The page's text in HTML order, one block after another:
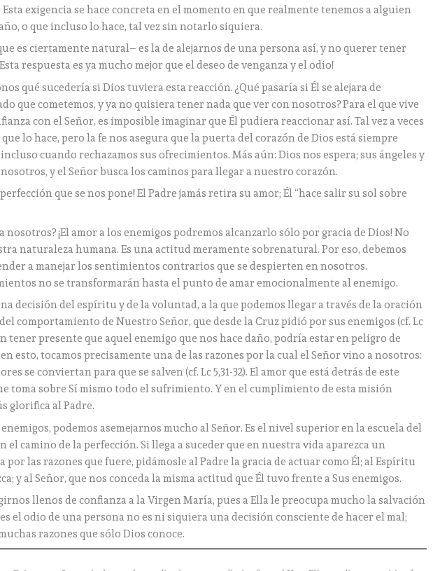
exigencia se hace concreta en el momento en que realmente tenemos a alguien
o que incluso lo hace, tal vez sin notarlo siquiera.
es ciertamente natural– es la de alejarnos de una persona así, y no querer tener
respuesta es ya mucho mejor que el deseo de venganza y el odio!
qué sucedería si Dios tuviera esta reacción. ¿Qué pasaría si Él se alejara de
que cometemos, y ya no quisiera tener nada que ver con nosotros? Para el que vive
con el Señor, es imposible imaginar que Él pudiera reaccionar así. Tal vez a veces
lo hace, pero la fe nos asegura que la puerta del corazón de Dios está siempre
cuando rechazamos sus ofrecimientos. Más aún: Dios nos espera; sus ángeles y
y el Señor busca los caminos para llegar a nuestro corazón.
perfección que se nos pone! El Padre jamás retira su amor; Él “hace salir su sol sobre
nosotros? ¡El amor a los enemigos podremos alcanzarlo sólo por gracia de Dios! No
naturaleza humana. Es una actitud meramente sobrenatural. Por eso, debemos
a manejar los sentimientos contrarios que se despierten en nosotros.
no se transformarán hasta el punto de amar emocionalmente al enemigo.
decisión del espíritu y de la voluntad, a la que podemos llegar a través de la oración
comportamiento de Nuestro Señor, que desde la Cruz pidió por sus enemigos (cf. Lc
tener presente que aquel enemigo que nos hace daño, podría estar en peligro de
esto, tocamos precisamente una de las razones por la cual el Señor vino a nosotros:
se conviertan para que se salven (cf. Lc 5,31-32). El amor que está detrás de este
toma sobre Sí mismo todo el sufrimiento. Y en el cumplimiento de esta misión
glorifica al Padre.
podemos asemejarnos mucho al Señor. Es el nivel superior en la escuela del
el camino de la perfección. Si llega a suceder que en nuestra vida aparezca un
por las razones que fuere, pidámosle al Padre la gracia de actuar como Él; al Espíritu
y al Señor, que nos conceda la misma actitud que Él tuvo frente a Sus enemigos.
llenos de confianza a la Virgen María, pues a Ella le preocupa mucho la salvación
el odio de una persona no es ni siquiera una decisión consciente de hacer el mal;
razones que sólo Dios conoce.